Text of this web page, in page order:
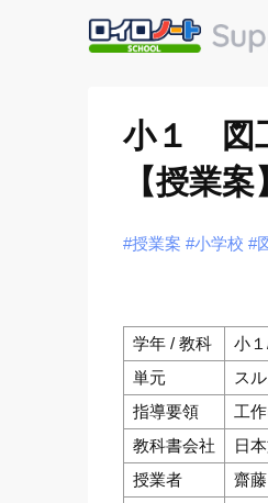
小１ 図
【授業
#授業案 #小学校 #
学年 / 教科
小
単元
ス
指導要領
工
教科書会社
日
授業者
齋